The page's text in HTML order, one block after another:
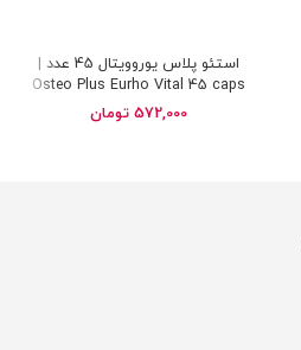
استئو پلاس یوروویتال 45 عدد |
Osteo Plus Eurho Vital 45 caps
572,000 تومان